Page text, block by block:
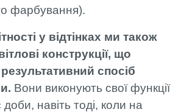
фарбування).
у відтінках ми також
конструкції, що
спосіб
Вони виконують свої функції
навіть тоді, коли на